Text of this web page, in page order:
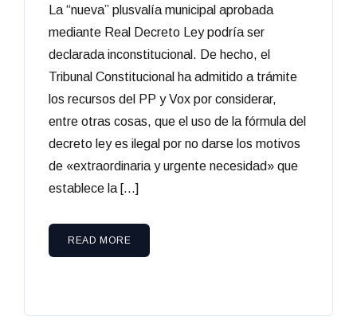
La “nueva” plusvalía municipal aprobada
mediante Real Decreto Ley podría ser
declarada inconstitucional. De hecho, el
Tribunal Constitucional ha admitido a trámite
los recursos del PP y Vox por considerar,
entre otras cosas, que el uso de la fórmula del
decreto ley es ilegal por no darse los motivos
de «extraordinaria y urgente necesidad» que
establece la […]
READ MORE